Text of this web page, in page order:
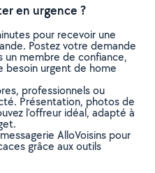
en urgence ?
pour recevoir une
Postez votre demande
un membre de confiance,
besoin urgent de home
professionnels ou
Présentation, photos de
l'offreur idéal, adapté à
AlloVoisins pour
grâce aux outils